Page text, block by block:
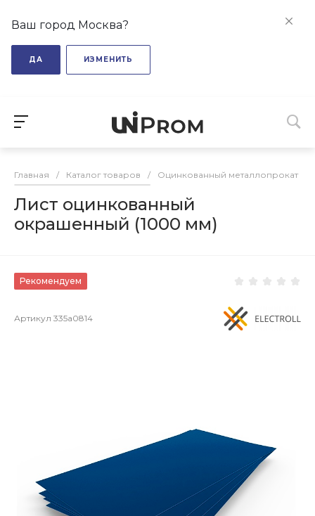
Ваш город Москва?
ДА ИЗМЕНИТЬ
Главная / Каталог товаров / Оцинкованный металлопрокат
Лист оцинкованный
окрашенный (1000 мм)
Рекомендуем
Артикул 335a0814